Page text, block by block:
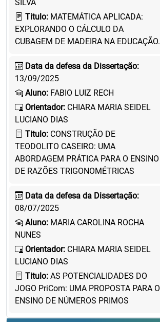
SILVA
Titulo: MATEMÁTICA APLICADA:
EXPLORANDO O CÁLCULO DA
CUBAGEM DE MADEIRA NA EDUCAÇÃO.
Data da defesa da Dissertação:
13/09/2025
Aluno: FABIO LUIZ RECH
Orientador: CHIARA MARIA SEIDEL
LUCIANO DIAS
Titulo: CONSTRUÇÃO DE
TEODOLITO CASEIRO: UMA
ABORDAGEM PRÁTICA PARA O ENSINO
DE RAZÕES TRIGONOMÉTRICAS
Data da defesa da Dissertação:
08/07/2025
Aluno: MARIA CAROLINA ROCHA
NUNES
Orientador: CHIARA MARIA SEIDEL
LUCIANO DIAS
Titulo: AS POTENCIALIDADES DO
JOGO PriCom: UMA PROPOSTA PARA O
ENSINO DE NÚMEROS PRIMOS